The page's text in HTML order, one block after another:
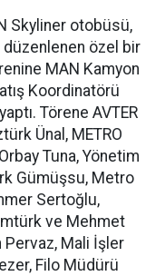
Skyliner otobüsü,
düzenlenen özel bir
MAN Kamyon
Koordinatörü
Törene AVTER
Ünal, METRO
Tuna, Yönetim
Gümüşsu, Metro
Sertoğlu,
ve Mehmet
Pervaz, Mali İşler
Filo Müdürü